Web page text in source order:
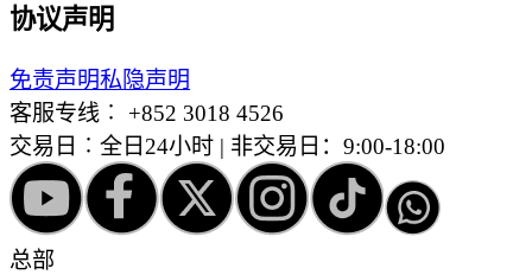
协议声明
免责声明私隐声明
客服专线︰ +852 3018 4526
交易日︰全日24小时 | 非交易日：9:00-18:00
总部